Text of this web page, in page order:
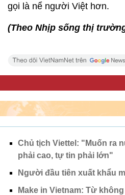
gọi là nể người Việt hơn.
(Theo Nhịp sống thị
Chủ tịch Viettel: "Muốn ra
phải cao, tự tin phải lớn"
Người đầu tiên xuất khẩu
Make in Vietnam: Từ